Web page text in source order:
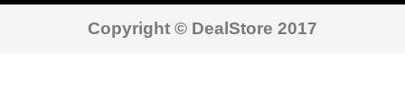
Copyright © DealStore 2017